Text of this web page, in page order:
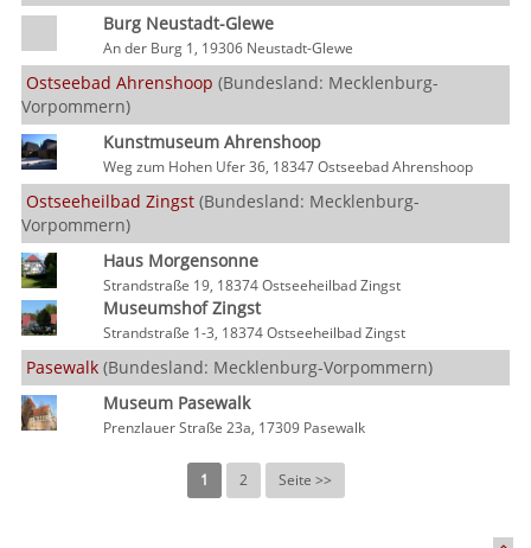
Burg Neustadt-Glewe
An der Burg 1, 19306 Neustadt-Glewe
Ostseebad Ahrenshoop (Bundesland: Mecklenburg-
Vorpommern)
Kunstmuseum Ahrenshoop
Weg zum Hohen Ufer 36, 18347 Ostseebad Ahrenshoop
Ostseeheilbad Zingst (Bundesland: Mecklenburg-
Vorpommern)
Haus Morgensonne
Strandstraße 19, 18374 Ostseeheilbad Zingst
Museumshof Zingst
Strandstraße 1-3, 18374 Ostseeheilbad Zingst
Pasewalk (Bundesland: Mecklenburg-Vorpommern)
Museum Pasewalk
Prenzlauer Straße 23a, 17309 Pasewalk
1 2 Seite >>